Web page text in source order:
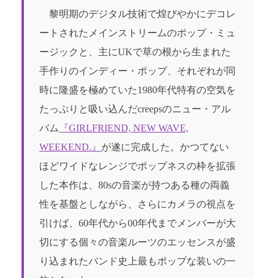
黎明期のデジタル技術で煌びやかにデコレ
ートされたメインストリームのポップ・ミュ
ージックと、主にUKで草の根から生まれた
手作りのインディー・ポップ、それぞれが同
時に隆盛を極めていた1980年代特有の空気を
たっぷりと吸い込んだcreepsのニュー・アル
バム
『GIRLFRIEND, NEW WAVE,
WEEKEND.』 が遂に完成した。かつてない
ほどワイドなレンジでポップネスの枠を拡張
した本作は、80sの音楽が持つある種の両義
性を基盤としながら、さらにカメラの視点を
引けば、60年代から00年代までメンバーが大
切にする個々の音楽ルーツのエッセンスが盛
り込まれたバンド史上最もポップな装いの一